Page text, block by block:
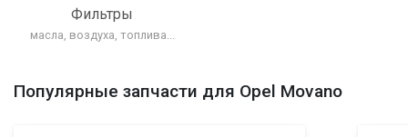
Фильтры
масла, воздуха, топлива...
Популярные запчасти для Opel Movano